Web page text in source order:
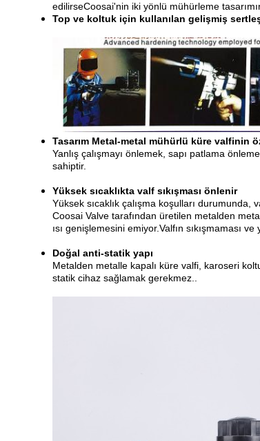
edilirseCoosai'nin iki yönlü mühürleme
Top ve koltuk için kullanılan gelişmiş
Tasarım Metal-metal mühürlü küre valfinin
Yanlış çalışmayı önlemek, sapı patlama
sahiptir.
Yüksek sıcaklıkta valf sıkışması önlenir
Yüksek sıcaklık çalışma koşulları durumunda,
Coosai Valve tarafından üretilen metalden
ısı genişlemesini emiyor.Valfın sıkışmaması
Doğal anti-statik yapı
Metalden metalle kapalı küre valfi, karoseri
statik cihaz sağlamak gerekmez..